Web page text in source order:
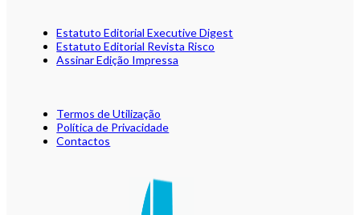
Estatuto Editorial Executive Digest
Estatuto Editorial Revista Risco
Assinar Edição Impressa
Termos de Utilização
Política de Privacidade
Contactos